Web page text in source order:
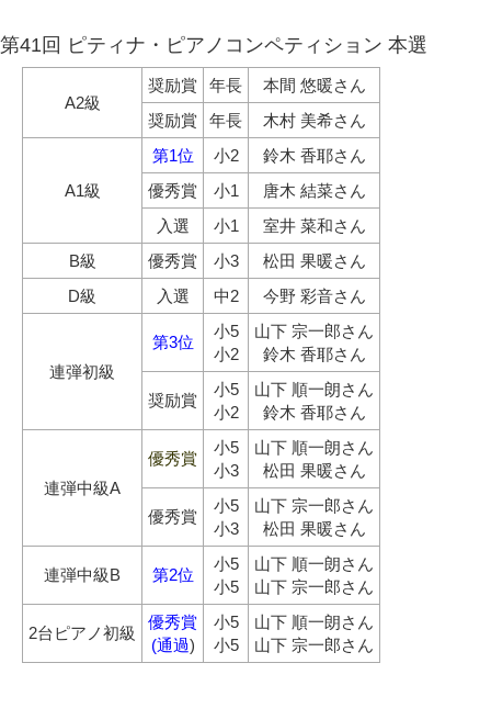
第41回 ピティナ・ピアノコンペティション 本選
A2級
奨励賞 年長
本間 悠暖さん
奨励賞
年長 木村 美希さん
A1級
第1位 小2
鈴木 香耶さん
優秀賞
小1
唐木 結菜さん
入選
小1
室井 菜和さん
B級
優秀賞 小3
松田 果暖さん
D級
入選 中2 今野 彩音さん
連弾初級
第3位
小5
小2
山下 宗一郎さん
鈴木 香耶さん
奨励賞
小5
小2
山下 順一朗さん
鈴木 香耶さん
連弾中級A
優秀賞
小5
小3
山下 順一朗さん
松田 果暖さん
優秀賞
小5
小3
山下 宗一郎さん
松田 果暖さん
連弾中級B 第2位
小5
小5
山下 順一朗さん
山下 宗一郎さん
2台ピアノ初級
優秀賞
(通過)
小5
小5
山下 順一朗さん
山下 宗一郎さん